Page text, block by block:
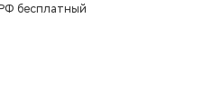
бесплатный